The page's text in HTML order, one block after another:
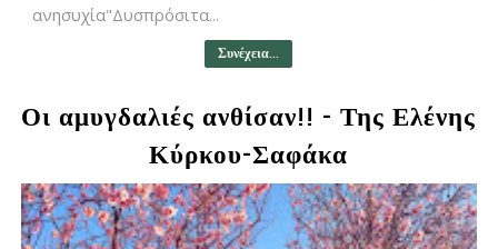
ανησυχία"Δυσπρόσιτα...
Συνέχεια...
Οι αμυγδαλιές ανθίσαν!! - Της Ελένης
Κύρκου-Σαφάκα